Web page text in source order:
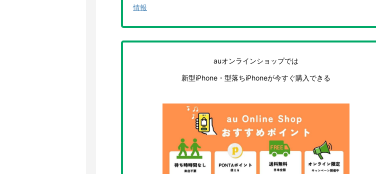
情報
auオンラインショップでは
新型iPhone・型落ちiPhoneが今すぐ購入できる